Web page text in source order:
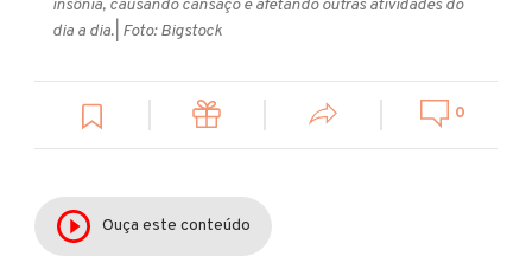
insônia, causando cansaço e afetando outras atividades do
dia a dia. | Foto: Bigstock
0
Ouça este conteúdo